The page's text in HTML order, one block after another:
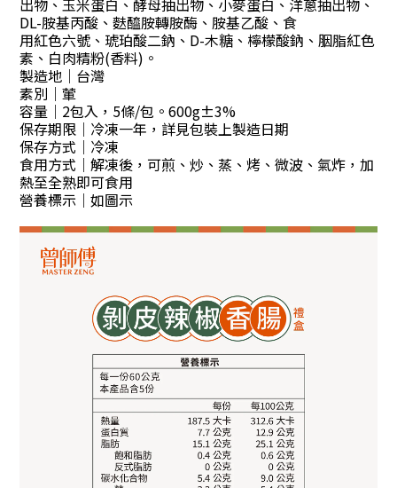
出物、玉米蛋白、酵母抽出物、小麥蛋白、洋蔥抽出物、
DL-胺基丙酸、麩醯胺轉胺酶、胺基乙酸、食
用紅色六號、琥珀酸二鈉、D-木糖、檸檬酸鈉、胭脂紅色
素、白肉精粉(香料)。
製造地｜台灣
素別｜葷
容量｜2包入，5條/包。600g±3%
保存期限｜冷凍一年，詳見包裝上製造日期
保存方式｜冷凍
食用方式｜解凍後，可煎、炒、蒸、烤、微波、氣炸，加
熱至全熟即可食用
營養標示｜如圖示